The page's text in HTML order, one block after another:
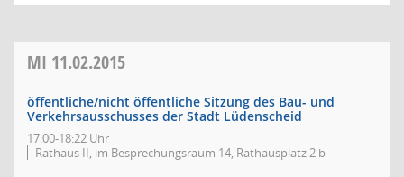
MI 11.02.2015
öffentliche/nicht öffentliche Sitzung des Bau- und
Verkehrsausschusses der Stadt Lüdenscheid
17:00-18:22 Uhr
Rathaus II, im Besprechungsraum 14, Rathausplatz 2 b